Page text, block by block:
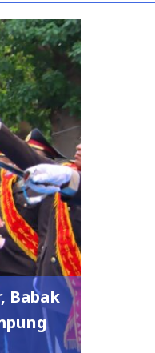
Babak